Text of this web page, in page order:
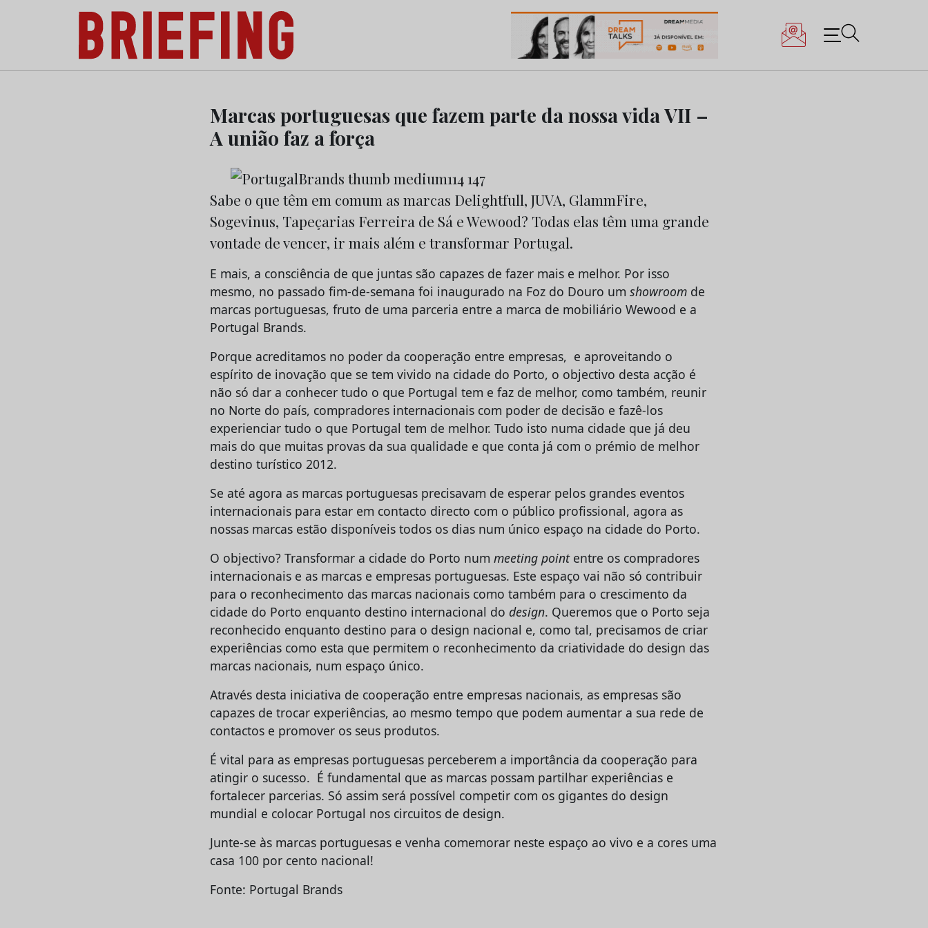
Briefing: Todas as notícias sobre os negócios do Marketing e da Publicidade
Marcas portuguesas que fazem parte da nossa vida VII –
A união faz a força
Sabe o que têm em comum as marcas Delightfull, JUVA, GlammFire,
Sogevinus, Tapeçarias Ferreira de Sá e Wewood? Todas elas têm uma grande
vontade de vencer, ir mais além e transformar Portugal.
E mais, a consciência de que juntas são capazes de fazer mais e melhor. Por isso
mesmo, no passado fim-de-semana foi inaugurado na Foz do Douro um showroom de
marcas portuguesas, fruto de uma parceria entre a marca de mobiliário Wewood e a
Portugal Brands.
Porque acreditamos no poder da cooperação entre empresas, e aproveitando o
espírito de inovação que se tem vivido na cidade do Porto, o objectivo desta acção é
não só dar a conhecer tudo o que Portugal tem e faz de melhor, como também, reunir
no Norte do país, compradores internacionais com poder de decisão e fazê-los
experienciar tudo o que Portugal tem de melhor. Tudo isto numa cidade que já deu
mais do que muitas provas da sua qualidade e que conta já com o prémio de melhor
destino turístico 2012.
Se até agora as marcas portuguesas precisavam de esperar pelos grandes eventos
internacionais para estar em contacto directo com o público profissional, agora as
nossas marcas estão disponíveis todos os dias num único espaço na cidade do Porto.
O objectivo? Transformar a cidade do Porto num meeting pointentre os compradores
internacionais e as marcas e empresas portuguesas. Este espaço vai não só contribuir
para o reconhecimento das marcas nacionais como também para o crescimento da
cidade do Porto enquanto destino internacional do design. Queremos que o Porto seja
reconhecido enquanto destino para o design nacional e, como tal, precisamos de criar
experiências como esta que permitem o reconhecimento da criatividade do design das
marcas nacionais, num espaço único.
Através desta iniciativa de cooperação entre empresas nacionais, as empresas são
capazes de trocar experiências, ao mesmo tempo que podem aumentar a sua rede de
contactos e promover os seus produtos.
É vital para as empresas portuguesas perceberem a importância da cooperação para
atingir o sucesso. É fundamental que as marcas possam partilhar experiências e
fortalecer parcerias. Só assim será possível competir com os gigantes do design
mundial e colocar Portugal nos circuitos de design.
Junte-se às marcas portuguesas e venha comemorar neste espaço ao vivo e a cores uma
casa 100 por cento nacional!
Fonte: Portugal Brands